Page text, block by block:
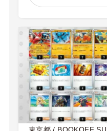
東京都 / BOOKOFF